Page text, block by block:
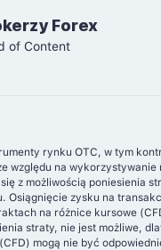
Forex
of Content
rynku OTC, w tym
względu na wykorzystywanie
z możliwością poniesienia
Osiągnięcie zysku na
na różnice kursowe
straty, nie jest możliwe,
mogą nie być